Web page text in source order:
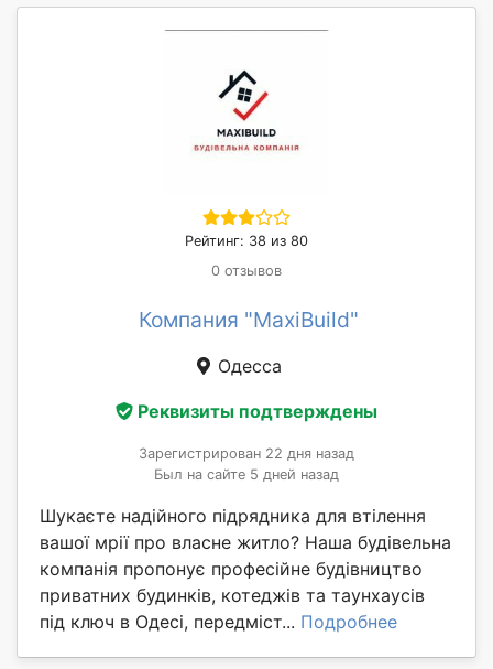
Рейтинг: 38 из 80
0 отзывов
Компания "MaxiBuild"
Одесса
Реквизиты подтверждены
Зарегистрирован 22 дня назад
Был на сайте 5 дней назад
Шукаєте надійного підрядника для втілення
вашої мрії про власне житло? Наша будівельна
компанія пропонує професійне будівництво
приватних будинків, котеджів та таунхаусів
під ключ в Одесі, передміст... Подробнее